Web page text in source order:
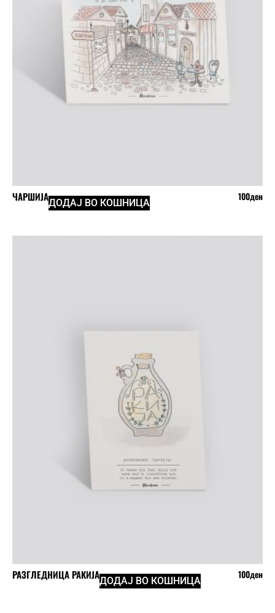
ЧАРШИЈА 100ден
ДОДАЈ ВО КОШНИЦА
РАЗГЛЕДНИЦА РАКИЈА 100ден
ДОДАЈ ВО КОШНИЦА